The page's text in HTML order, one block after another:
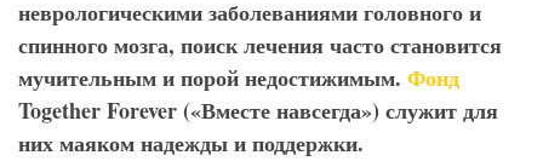
неврологическими заболеваниями головного и
спинного мозга, поиск лечения часто становится
мучительным и порой недостижимым. Фонд
TogetherForever («Вместе навсегда») служит для
них маяком надежды и поддержки.